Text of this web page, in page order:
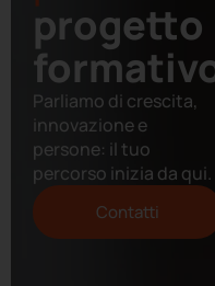
progetto
Parliamo di crescita,
innovazione e
persone: il tuo
percorso inizia da qui.
Contatti